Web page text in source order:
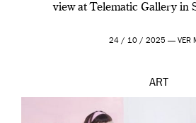
view at Telematic Gallery in
24 / 10 / 2025 — VER
ART